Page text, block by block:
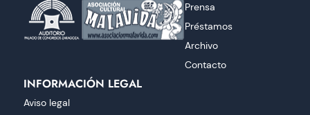
Prensa
Préstamos
Archivo
Contacto
INFORMACIÓN LEGAL
Aviso legal